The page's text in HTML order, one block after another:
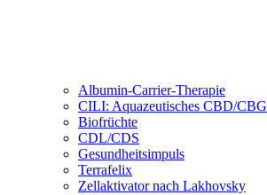
Albumin-Carrier-Therapie
CILI: Aquazeutisches CBD/CBG
Biofrüchte
CDL/CDS
Gesundheitsimpuls
Terrafelix
Zellaktivator nach Lakhovsky